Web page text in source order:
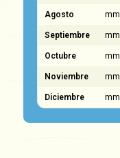
Agosto mm
Septiembre mm
Octubre mm
Noviembre mm
Diciembre mm